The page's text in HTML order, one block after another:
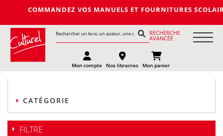
COMMANDEZ VOS MANUELS ET FOURNITURES
RECHERCHE
AVANCÉE
Mon compte Nos librairies Mon panier
CATÉGORIE
FILTRE